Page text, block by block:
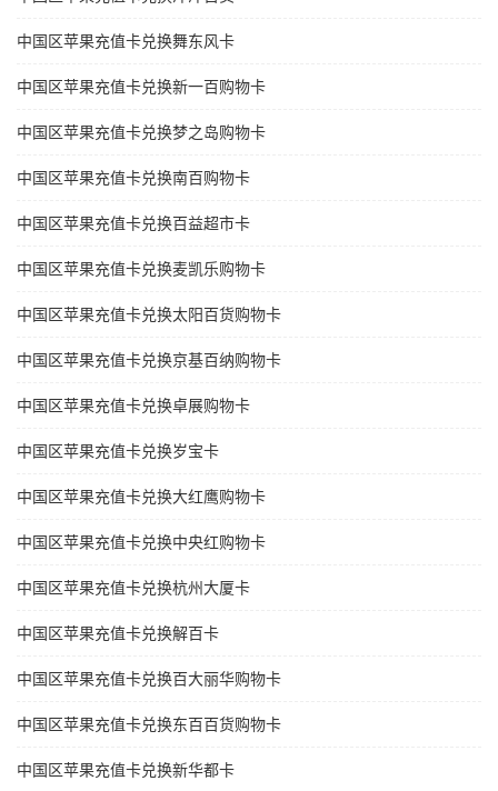
中国区苹果充值卡兑换舞东风卡
中国区苹果充值卡兑换新一百购物卡
中国区苹果充值卡兑换梦之岛购物卡
中国区苹果充值卡兑换南百购物卡
中国区苹果充值卡兑换百益超市卡
中国区苹果充值卡兑换麦凯乐购物卡
中国区苹果充值卡兑换太阳百货购物卡
中国区苹果充值卡兑换京基百纳购物卡
中国区苹果充值卡兑换卓展购物卡
中国区苹果充值卡兑换岁宝卡
中国区苹果充值卡兑换大红鹰购物卡
中国区苹果充值卡兑换中央红购物卡
中国区苹果充值卡兑换杭州大厦卡
中国区苹果充值卡兑换解百卡
中国区苹果充值卡兑换百大丽华购物卡
中国区苹果充值卡兑换东百百货购物卡
中国区苹果充值卡兑换新华都卡